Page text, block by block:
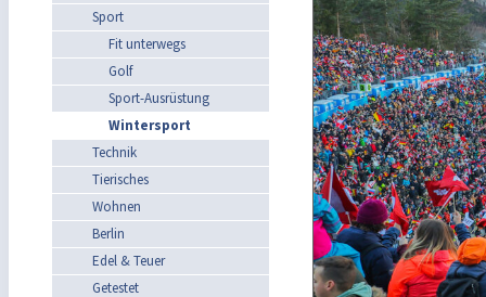
Sport
Fit unterwegs
Golf
Sport-Ausrüstung
Wintersport
Technik
Tierisches
Wohnen
Berlin
Edel & Teuer
Getestet